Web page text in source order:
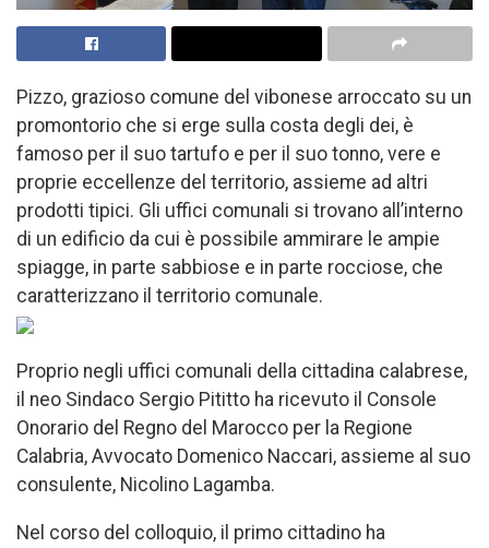
Pizzo, grazioso comune del vibonese arroccato su un
promontorio che si erge sulla costa degli dei, è
famoso per il suo tartufo e per il suo tonno, vere e
proprie eccellenze del territorio, assieme ad altri
prodotti tipici. Gli uffici comunali si trovano all’interno
di un edificio da cui è possibile ammirare le ampie
spiagge, in parte sabbiose e in parte rocciose, che
caratterizzano il territorio comunale.
Proprio negli uffici comunali della cittadina calabrese,
il neo Sindaco Sergio Pititto ha ricevuto il Console
Onorario del Regno del Marocco per la Regione
Calabria, Avvocato Domenico Naccari, assieme al suo
consulente, Nicolino Lagamba.
Nel corso del colloquio, il primo cittadino ha